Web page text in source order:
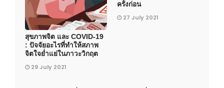
สุขภาพจิต และ COVID-19
: ปัจจัยอะไรที่ทำให้สภาพ
จิตใจย่ำแย่ในภาวะวิกฤต
29 July 2021
ครั้งก่อน
27 July 2021